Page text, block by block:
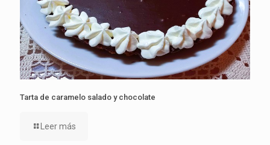
Tarta de caramelo salado y chocolate
Leer más